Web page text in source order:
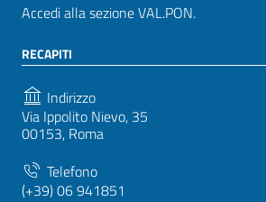
Accedi alla sezione VAL.PON.
RECAPITI
Indirizzo
Via Ippolito Nievo, 35
00153, Roma
Telefono
(+39) 06 941851